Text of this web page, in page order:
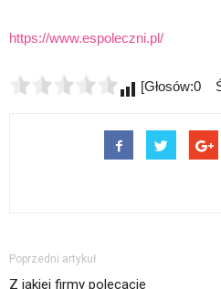
https://www.espoleczni.pl/
[Głosów:0
Poprzedni artykuł
Z jakiej firmy polecacie